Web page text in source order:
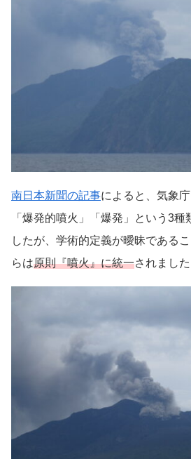
南日本新聞の記事によると、気象
「爆発的噴火」「爆発」という3種
したが、学術的定義が曖昧である
らは原則『噴火』に統一されました